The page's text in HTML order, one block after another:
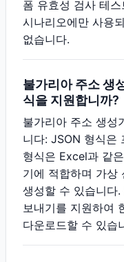
폼 유효성 검사 테
시나리오에만 사용
없습니다.
불가리아 주소 생
식을 지원합니까?
불가리아 주소 생성
니다: JSON 형식은
형식은 Excel과 같
기에 적합하며 가상
생성할 수 있습니다
보내기를 지원하여
다운로드할 수 있습